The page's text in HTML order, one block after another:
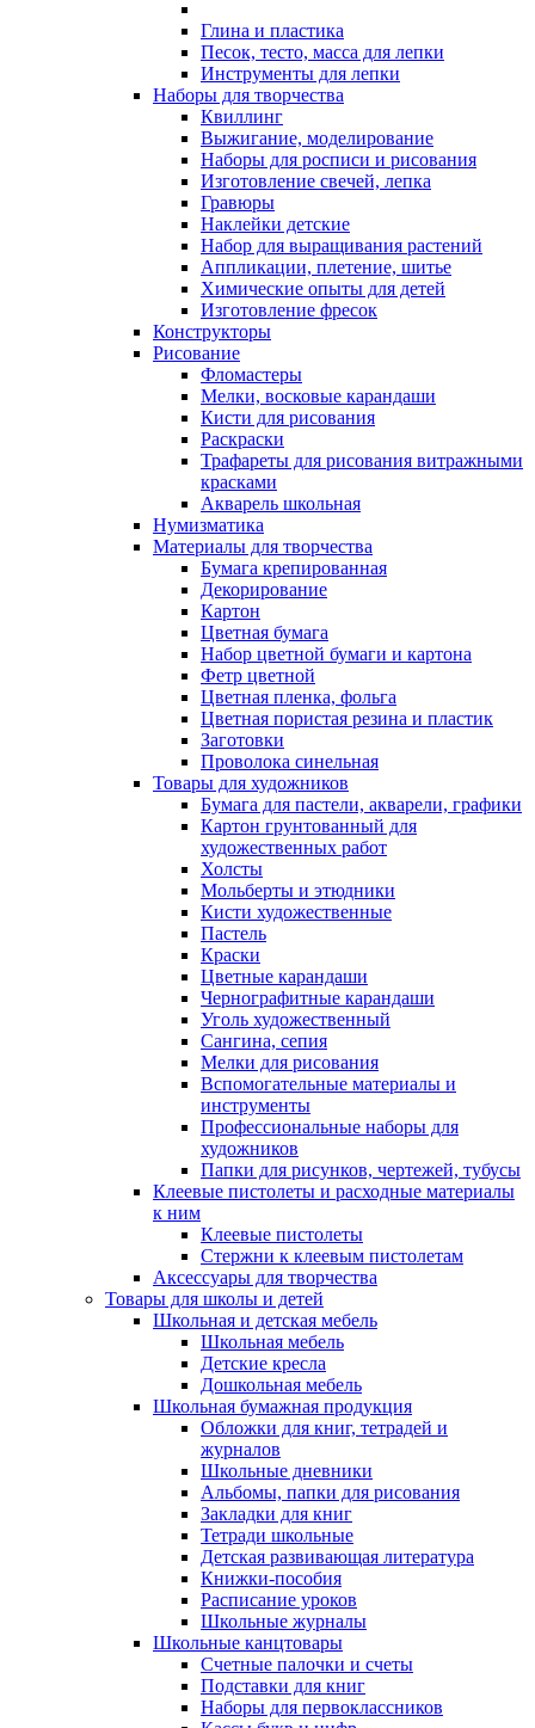
Глина и пластика
Песок, тесто, масса для лепки
Инструменты для лепки
Наборы для творчества
Квиллинг
Выжигание, моделирование
Наборы для росписи и рисования
Изготовление свечей, лепка
Гравюры
Наклейки детские
Набор для выращивания растений
Аппликации, плетение, шитье
Химические опыты для детей
Изготовление фресок
Конструкторы
Рисование
Фломастеры
Мелки, восковые карандаши
Кисти для рисования
Раскраски
Трафареты для рисования витражными
красками
Акварель школьная
Нумизматика
Материалы для творчества
Бумага крепированная
Декорирование
Картон
Цветная бумага
Набор цветной бумаги и картона
Фетр цветной
Цветная пленка, фольга
Цветная пористая резина и пластик
Заготовки
Проволока синельная
Товары для художников
Бумага для пастели, акварели, графики
Картон грунтованный для
художественных работ
Холсты
Мольберты и этюдники
Кисти художественные
Пастель
Краски
Цветные карандаши
Чернографитные карандаши
Уголь художественный
Сангина, сепия
Мелки для рисования
Вспомогательные материалы и
инструменты
Профессиональные наборы для
художников
Папки для рисунков, чертежей, тубусы
Клеевые пистолеты и расходные материалы
к ним
Клеевые пистолеты
Стержни к клеевым пистолетам
Аксессуары для творчества
Товары для школы и детей
Школьная и детская мебель
Школьная мебель
Детские кресла
Дошкольная мебель
Школьная бумажная продукция
Обложки для книг, тетрадей и
журналов
Школьные дневники
Альбомы, папки для рисования
Закладки для книг
Тетради школьные
Детская развивающая литература
Книжки-пособия
Расписание уроков
Школьные журналы
Школьные канцтовары
Счетные палочки и счеты
Подставки для книг
Наборы для первоклассников